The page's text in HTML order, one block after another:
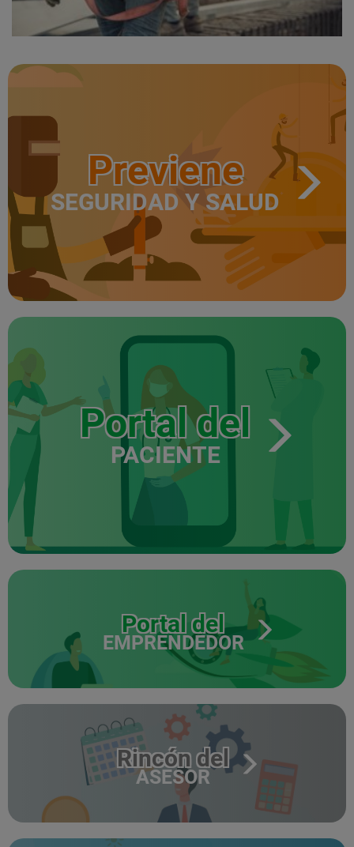
Previene
SEGURIDAD Y SALUD
Portal del
PACIENTE
Portal del
EMPRENDEDOR
Rincón del
ASESOR